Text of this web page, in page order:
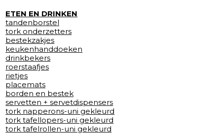
ETEN EN DRINKEN
tandenborstel
tork onderzetters
bestekzakjes
keukenhanddoeken
drinkbekers
roerstaafjes
rietjes
placemats
borden en bestek
servetten + servetdispensers
tork napperons-uni gekleurd
tork tafellopers-uni gekleurd
tork tafelrollen-uni gekleurd